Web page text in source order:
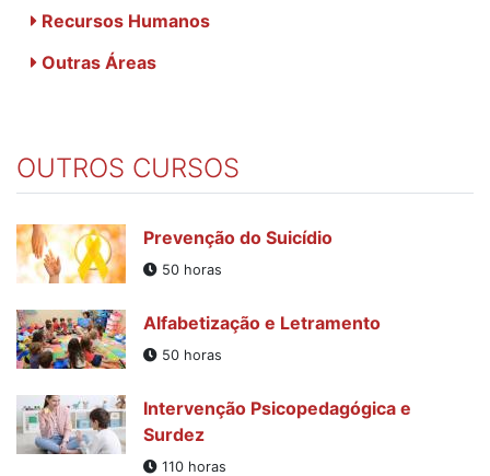
Recursos Humanos
Outras Áreas
OUTROS CURSOS
Prevenção do Suicídio
50 horas
Alfabetização e Letramento
50 horas
Intervenção Psicopedagógica e
Surdez
110 horas